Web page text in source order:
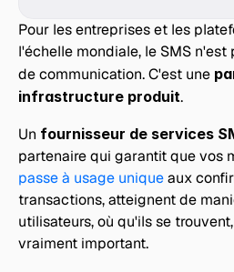
Pour les entreprises et les
l'échelle mondiale, le SMS n'est
de communication. C'est une
infrastructure produit.
Un fournisseur de services
partenaire qui garantit que vos
passe à usage unique aux
transactions, atteignent de
utilisateurs, où qu'ils se
vraiment important.